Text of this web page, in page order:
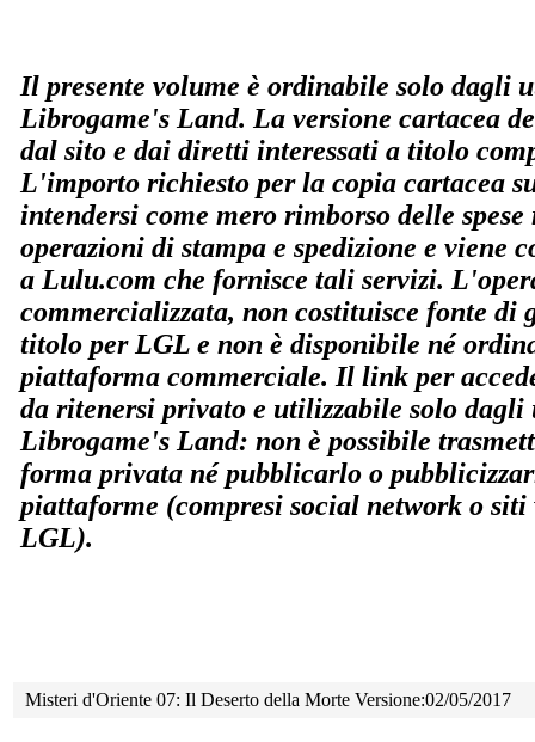
Il presente volume è ordinabile solo dagli
Librogame's Land. La versione cartacea
dal sito e dai diretti interessati a titolo
L'importo richiesto per la copia cartacea
intendersi come mero rimborso delle
operazioni di stampa e spedizione e viene
a Lulu.com che fornisce tali servizi.
commercializzata, non costituisce fonte di
titolo per LGL e non è disponibile né
piattaforma commerciale. Il link per
da ritenersi privato e utilizzabile solo
Librogame's Land: non è possibile
forma privata né pubblicarlo o
piattaforme (compresi social network o
LGL).
Misteri d'Oriente 07: Il Deserto della Morte Versione:02/05/2017